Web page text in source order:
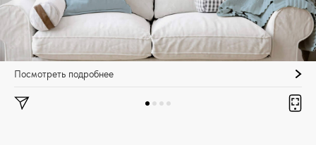
Посмотреть подробнее